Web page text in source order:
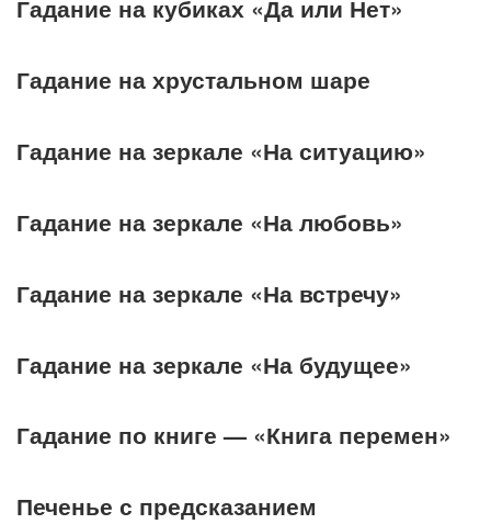
Гадание на кубиках «Да или Нет»
Гадание на хрустальном шаре
Гадание на зеркале «На ситуацию»
Гадание на зеркале «На любовь»
Гадание на зеркале «На встречу»
Гадание на зеркале «На будущее»
Гадание по книге — «Книга перемен»
Печенье с предсказанием